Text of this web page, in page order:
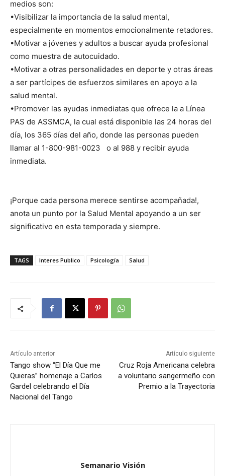
medios son:
•Visibilizar la importancia de la salud mental,
especialmente en momentos emocionalmente retadores.
•Motivar a jóvenes y adultos a buscar ayuda profesional
como muestra de autocuidado.
•Motivar a otras personalidades en deporte y otras áreas
a ser partícipes de esfuerzos similares en apoyo a la
salud mental.
•Promover las ayudas inmediatas que ofrece la a Línea
PAS de ASSMCA, la cual está disponible las 24 horas del
día, los 365 días del año, donde las personas pueden
llamar al 1-800-981-0023 o al 988 y recibir ayuda
inmediata.
¡Porque cada persona merece sentirse acompañada!,
anota un punto por la Salud Mental apoyando a un ser
significativo en esta temporada y siempre.
TAGS Interes Publico Psicología Salud
Artículo anterior
Tango show “El Día Que me
Quieras” homenaje a Carlos
Gardel celebrando el Día
Nacional del Tango
Artículo siguiente
Cruz Roja Americana celebra
a voluntario sangermeño con
Premio a la Trayectoria
Semanario Visión